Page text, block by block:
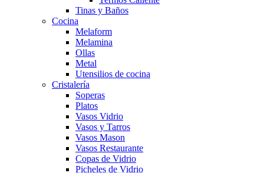
Tinas y Baños
Cocina
Melaform
Melamina
Ollas
Metal
Utensilios de cocina
Cristalería
Soperas
Platos
Vasos Vidrio
Vasos y Tarros
Vasos Mason
Vasos Restaurante
Copas de Vidrio
Picheles de Vidrio